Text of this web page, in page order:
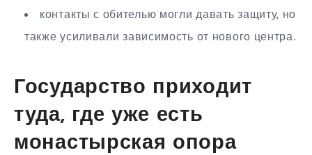
контакты с обителью могли давать защиту, но
также усиливали зависимость от нового центра.
Государство приходит
туда, где уже есть
монастырская опора